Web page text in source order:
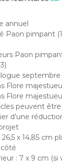
annuel
Paon pimpant
Paon
Flore
Flore
peuvent
d’une
x 14,85 cm
: 7 x 9 cm (si